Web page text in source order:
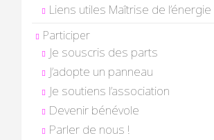
Liens utiles Maîtrise de l’énergie
Participer
Je souscris des parts
J’adopte un panneau
Je soutiens l’association
Devenir bénévole
Parler de nous !